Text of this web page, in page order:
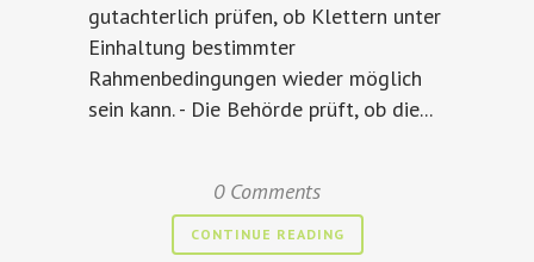
gutachterlich prüfen, ob Klettern unter
Einhaltung bestimmter
Rahmenbedingungen wieder möglich
sein kann. - Die Behörde prüft, ob die...
0 Comments
CONTINUE READING